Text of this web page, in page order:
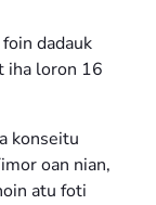
dadauk
iha loron 16
konseitu
oan nian,
atu foti